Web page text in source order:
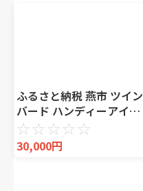
ふるさと納税 燕市 ツイン
バード ハンディーアイロ
ン&スチーマー STYLE
MAGIC(SA-4088G)
☆☆☆☆☆
30,000円